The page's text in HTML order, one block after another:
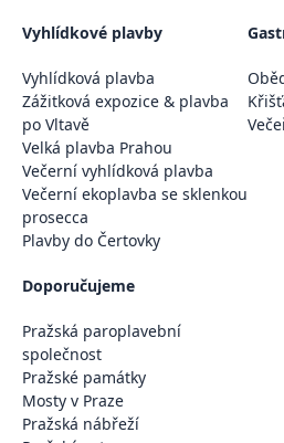
především mezi lety 1683
Nejznámější je socha sv.
Nepomuckého, kněze
svržením z tohoto mostu
mosazné desky pod
pověsti přinést návrat do
Vyhlídkové plavby
Vyhlídková plavba
Zážitková expozice & plavba
po Vltavě
Velká plavba Prahou
Večerní vyhlídková plavba
Večerní ekoplavba se sklenkou
prosecca
Plavby do Čertovky
Doporučujeme
Pražská paroplavební
společnost
Pražské památky
Mosty v Praze
Pražská nábřeží